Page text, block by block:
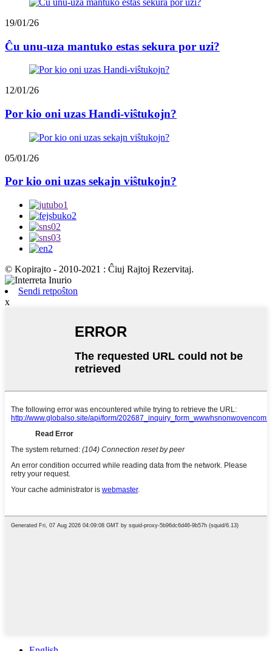
19/01/26
Ĉu unu-uza mantuko estas sekura por uzi?
12/01/26
Por kio oni uzas Handi-viŝtukojn?
05/01/26
Por kio oni uzas sekajn viŝtukojn?
© Kopirajto - 2010-2021 : Ĉiuj Rajtoj Rezervitaj.
Sendi retpoŝton
x